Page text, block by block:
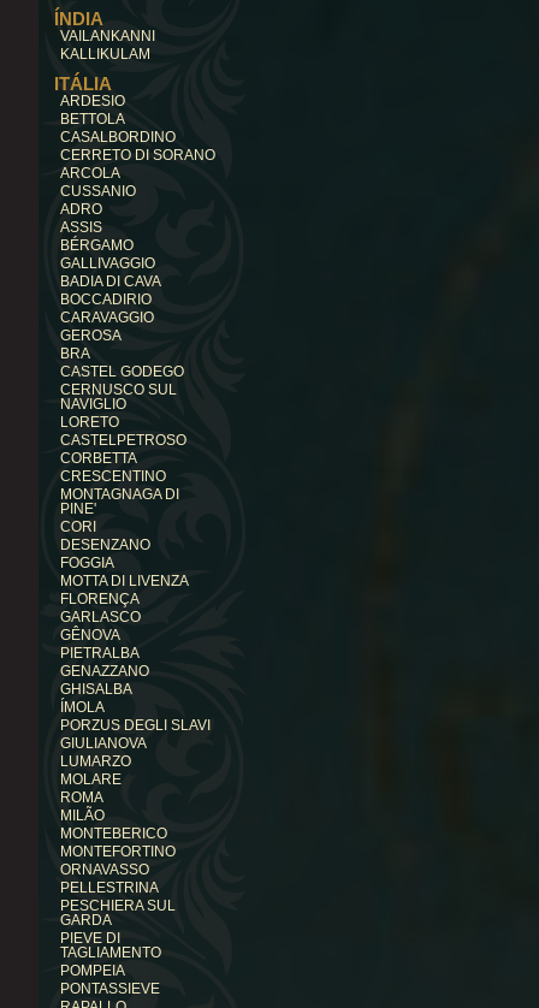
ÍNDIA
VAILANKANNI
KALLIKULAM
ITÁLIA
ARDESIO
BETTOLA
CASALBORDINO
CERRETO DI SORANO
ARCOLA
CUSSANIO
ADRO
ASSIS
BÉRGAMO
GALLIVAGGIO
BADIA DI CAVA
BOCCADIRIO
CARAVAGGIO
GEROSA
BRA
CASTEL GODEGO
CERNUSCO SUL
NAVIGLIO
LORETO
CASTELPETROSO
CORBETTA
CRESCENTINO
MONTAGNAGA DI
PINE'
CORI
DESENZANO
FOGGIA
MOTTA DI LIVENZA
FLORENÇA
GARLASCO
GÊNOVA
PIETRALBA
GENAZZANO
GHISALBA
ÍMOLA
PORZUS DEGLI SLAVI
GIULIANOVA
LUMARZO
MOLARE
ROMA
MILÃO
MONTEBERICO
MONTEFORTINO
ORNAVASSO
PELLESTRINA
PESCHIERA SUL
GARDA
PIEVE DI
TAGLIAMENTO
POMPEIA
PONTASSIEVE